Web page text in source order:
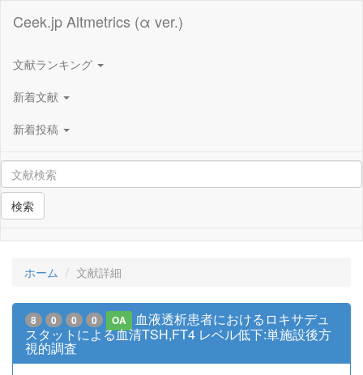
Ceek.jp Altmetrics (α ver.)
文献ランキング
新着文献
新着投稿
検索
ホーム 文献詳細
8 0 0 0 OA
血液透析患者におけるロキサデュ
スタットによる血清TSH,FT4 レベル低下:単施設後方
視的調査